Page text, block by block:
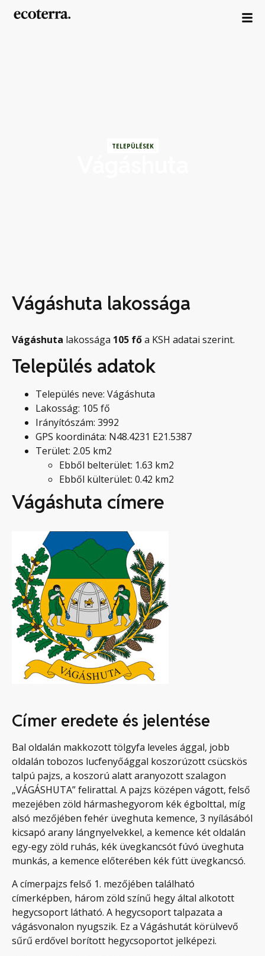
TELEPÜLÉSEK
Vágáshuta lakossága
Vágáshuta lakossága 105 főa KSH adatai szerint.
Település adatok
Település neve: Vágáshuta
Lakosság: 105 fő
Irányítószám: 3992
GPS koordináta: N48.4231 E21.5387
Terület: 2.05 km2
Ebből belterület: 1.63 km2
Ebből külterület: 0.42 km2
Vágáshuta címere
Címer eredete és jelentése
Bal oldalán makkozott tölgyfa leveles ággal, jobb
oldalán tobozos lucfenyőággal koszorúzott csücskös
talpú pajzs, a koszorú alatt aranyozott szalagon
„VÁGÁSHUTA” felirattal. A pajzs középen vágott, felső
mezejében zöld hármashegyorom kék égbolttal, míg
alsó mezőjében fehér üveghuta kemence, 3 nyílásából
kicsapó arany lángnyelvekkel, a kemence két oldalán
egy-egy zöld ruhás, kék üvegkancsót fúvó üveghuta
munkás, a kemence előterében kék fútt üvegkancsó.
A címerpajzs felső 1. mezőjében található
címerképben, három zöld színű hegy által alkotott
hegycsoport látható. A hegycsoport talpazata a
vágásvonalon nyugszik. Ez a Vágáshutát körülvevő
sűrű erdővel borított hegycsoportot jelképezi.